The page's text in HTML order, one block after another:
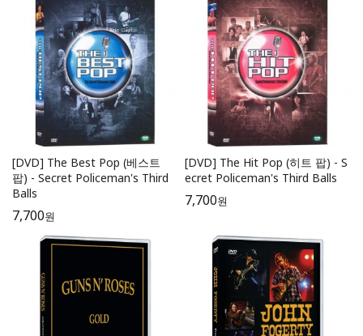
[DVD] The Best Pop (베스트
팝) - Secret Policeman's Third
Balls
7,700원
[DVD] The Hit Pop (히트 팝) - S
ecret Policeman's Third Balls
7,700원